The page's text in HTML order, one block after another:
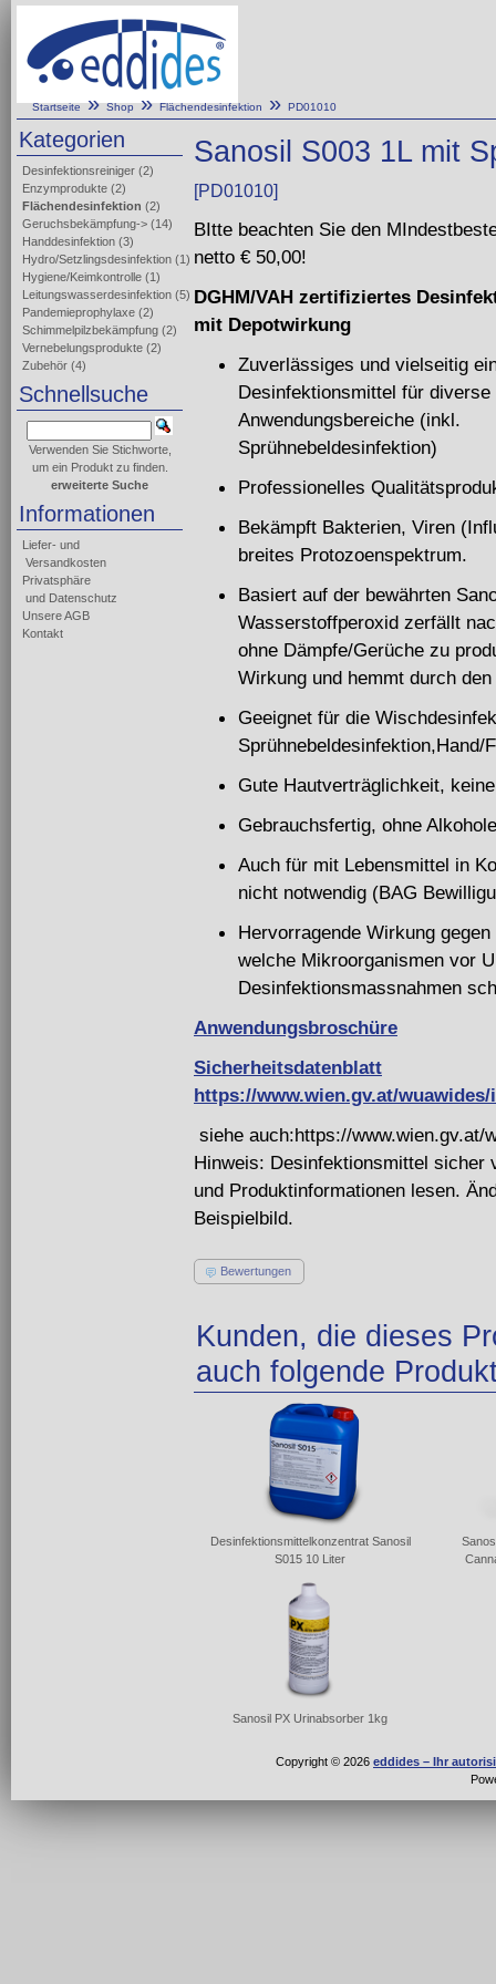
Startseite»Shop»Flächendesinfektion » PD01010
Sanosil S003 1L mit
[PD01010]
BItte beachten Sie den
netto € 50,00!
DGHM/VAH zertifiziertes
mit Depotwirkung
Zuverlässiges und vielseitig
Desinfektionsmittel für diverse
Anwendungsbereiche (inkl.
Sprühnebeldesinfektion)
Professionelles
Bekämpft Bakterien, Viren
breites Protozoenspektrum.
Basiert auf der bewährten
Wasserstoffperoxid zerfällt
ohne Dämpfe/Gerüche zu
Wirkung und hemmt durch
Geeignet für die
Gute Hautverträglichkeit,
Gebrauchsfertig, ohne
Auch für mit Lebensmittel in
nicht notwendig (BAG
Hervorragende Wirkung
welche Mikroorganismen vor
Desinfektionsmassnahmen
Anwendungsbroschüre
Sicherheitsdatenblatt
https://www.wien.gv.at/
siehe auch:https://www.wien.gv.at/
Hinweis: Desinfektionsmittel sicher
und Produktinformationen lesen.
Beispielbild.
Bewertungen
Kunden, die dieses
auch folgende
Desinfektionsmittelkonzentrat Sanosil
S015 10 Liter
Sanosil PX Urinabsorber 1kg
Kategorien
Desinfektionsreiniger (2)
Enzymprodukte (2)
Flächendesinfektion (2)
Geruchsbekämpfung-> (14)
Handdesinfektion (3)
Hydro/Setzlingsdesinfektion (1)
Hygiene/Keimkontrolle (1)
Leitungswasserdesinfektion (5)
Pandemieprophylaxe (2)
Schimmelpilzbekämpfung (2)
Vernebelungsprodukte (2)
Zubehör (4)
Schnellsuche
Verwenden Sie Stichworte,
um ein Produkt zu finden.
erweiterte Suche
Informationen
Liefer- und
Versandkosten
Privatsphäre
und Datenschutz
Unsere AGB
Kontakt
Copyright © 2026 eddides – Ihr